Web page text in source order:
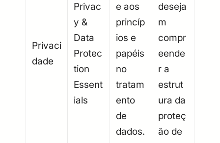
Privaci
dade
Privac
y &
Data
Protec
tion
Essent
ials
e aos
princíp
ios e
papéis
no
tratam
ento
de
dados.
deseja
m
compr
eende
r a
estrut
ura da
proteç
ão de